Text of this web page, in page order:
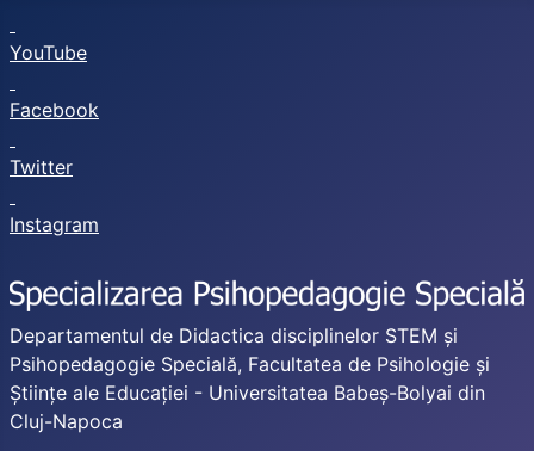
YouTube
Facebook
Twitter
Instagram
Departamentul de Didactica disciplinelor STEM și
Psihopedagogie Specială, Facultatea de Psihologie și
Științe ale Educației - Universitatea Babeș-Bolyai din
Cluj-Napoca